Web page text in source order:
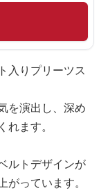
入りプリーツス
を演出し、深め
ます。
ルトデザインが
っています。